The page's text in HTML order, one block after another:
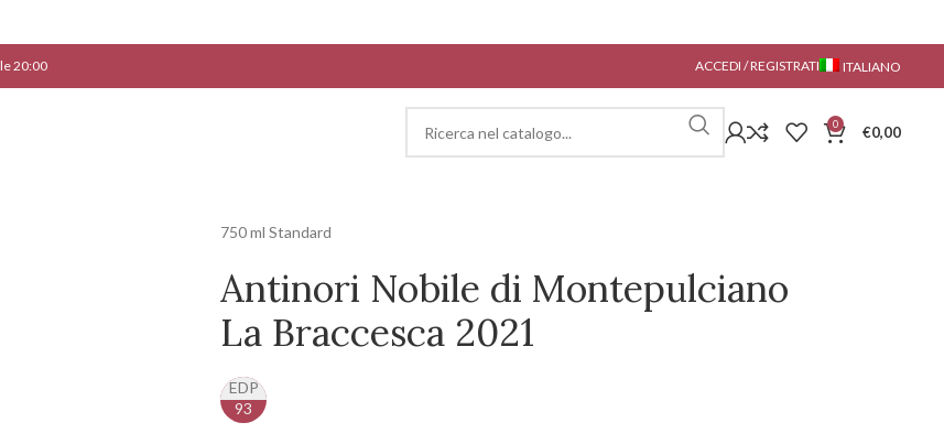
20:00 ACCEDI / REGISTRATI ITALIANO
0 €0,00
750 ml Standard
Antinori Nobile di Montepulciano
La Braccesca 2021
EDP
93